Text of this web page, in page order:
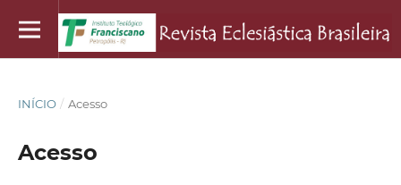
INÍCIO / Acesso
Acesso